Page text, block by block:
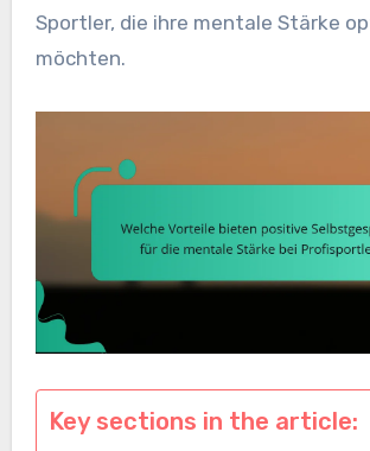
Sportler, die ihre mentale Stärke
möchten.
Key sections in the article: